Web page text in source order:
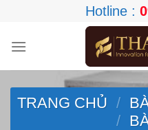
content
Hotline :
TRANG CHỦ /
/